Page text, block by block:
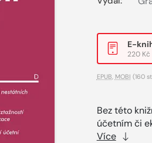
E-
220 Kč
EPUB MOBI (160
Bez této
účetním či
Více